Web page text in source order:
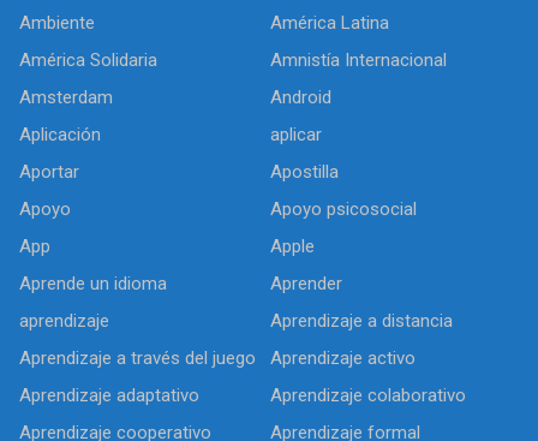
Ambiente
América Latina
América Solidaria
Amnistía Internacional
Amsterdam
Android
Aplicación
aplicar
Aportar
Apostilla
Apoyo
Apoyo psicosocial
App
Apple
Aprende un idioma
Aprender
aprendizaje
Aprendizaje a distancia
Aprendizaje a través del juego
Aprendizaje activo
Aprendizaje adaptativo
Aprendizaje colaborativo
Aprendizaje cooperativo
Aprendizaje formal